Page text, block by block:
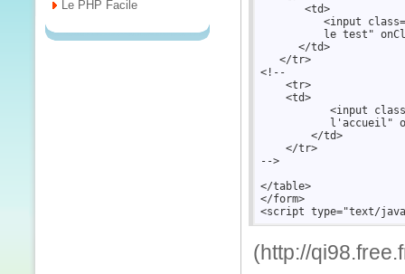
       <td>
<input
le test"
      </td>
   </tr>
<!--
    <tr>
    <td>
<input
l'accueil"
        </td>
    </tr>
-->
</table>
</form>
(http://
Le PHP Facile